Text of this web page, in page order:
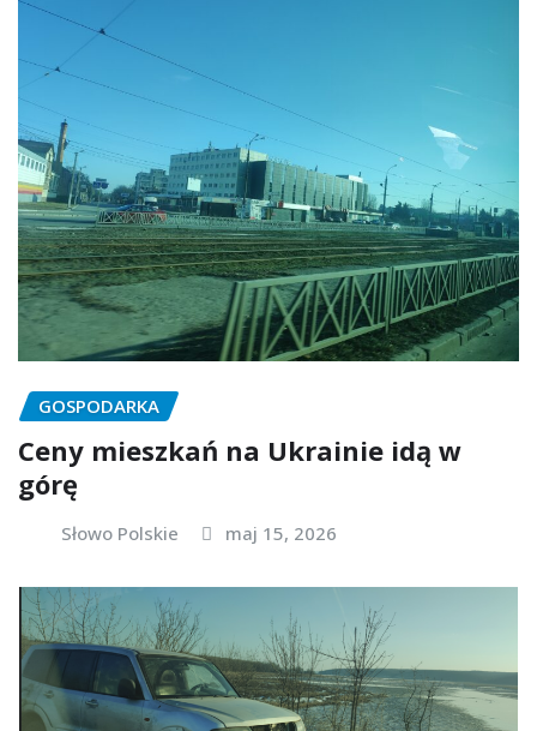
GOSPODARKA
Ceny mieszkań na Ukrainie idą w
górę
Słowo Polskie maj 15, 2026